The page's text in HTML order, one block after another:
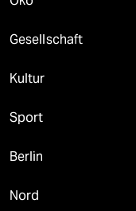
Gesellschaft
Kultur
Sport
Berlin
Nord